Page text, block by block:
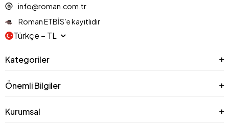
info@roman.com.tr
Roman ETBİS’e kayıtlıdır
Türkçe − TL
Kategoriler
Önemli Bilgiler
Kurumsal